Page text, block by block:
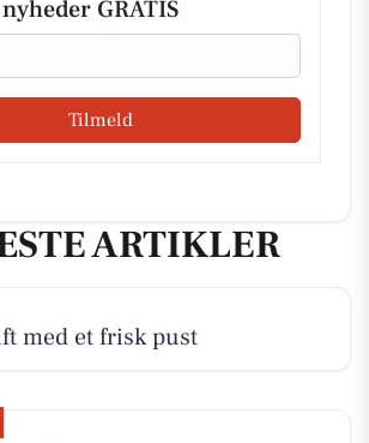
GRATIS
Tilmeld
ARTIKLER
med et frisk pust